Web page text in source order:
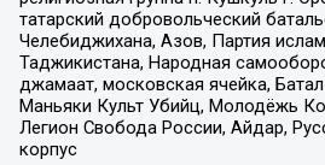
татарский добровольческий
Челебиджихана, Азов, Партия
Таджикистана, Народная
джамаат, московская ячейка,
Маньяки Культ Убийц, Молодёжь
Легион Свобода России, Айдар,
корпус